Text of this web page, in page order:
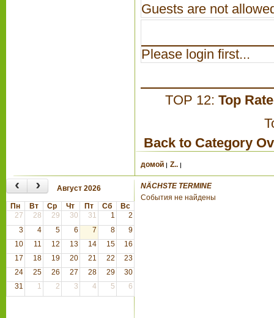
Guests are not
Please login first...
TOP 12: Top
Back to Category
домой Z..
‹ › Август 2026
Пн Вт Ср Чт Пт Сб
Вс
27
28 29 30 31 1
2
3
4 5 6 7 8
9
10
11 12 13 14 15
16
17
18 19 20 21 22
23
24
25 26 27 28 29
30
31
1 2 3 4 5 6
NÄCHSTE TERMINE
События не найдены